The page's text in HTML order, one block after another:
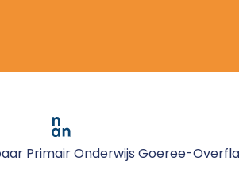
Primair Onderwijs Goeree-